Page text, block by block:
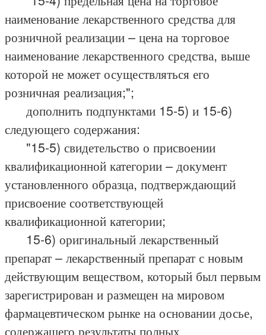
наименование лекарственного средства для
розничной реализации – цена на торговое
наименование лекарственного средства, выше
которой не может осуществляться его
розничная реализация;";
дополнить подпунктами 15-5) и 15-6)
следующего содержания:
"15-5) свидетельство о присвоении
квалификационной категории – документ
установленного образца, подтверждающий
присвоение соответствующей
квалификационной категории;
15-6) оригинальный лекарственный
препарат – лекарственный препарат с новым
действующим веществом, который был первым
зарегистрирован и размещен на мировом
фармацевтическом рынке на основании досье,
содержащего результаты полных